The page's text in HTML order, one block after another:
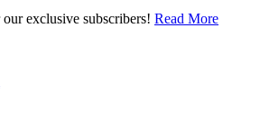
exclusive subscribers! Read More